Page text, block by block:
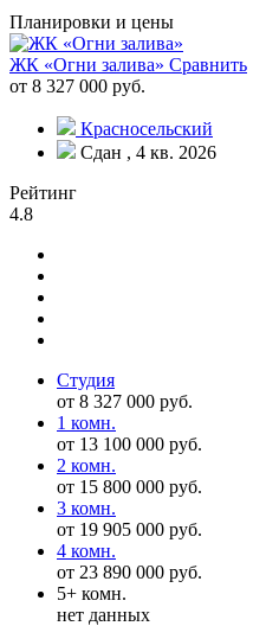
Планировки и цены
ЖК «Огни залива» Сравнить
от 8 327 000 руб.
Красносельский
Сдан , 4 кв. 2026
Рейтинг
4.8
Студия
от 8 327 000 руб.
1 комн.
от 13 100 000 руб.
2 комн.
от 15 800 000 руб.
3 комн.
от 19 905 000 руб.
4 комн.
от 23 890 000 руб.
5+ комн.
нет данных